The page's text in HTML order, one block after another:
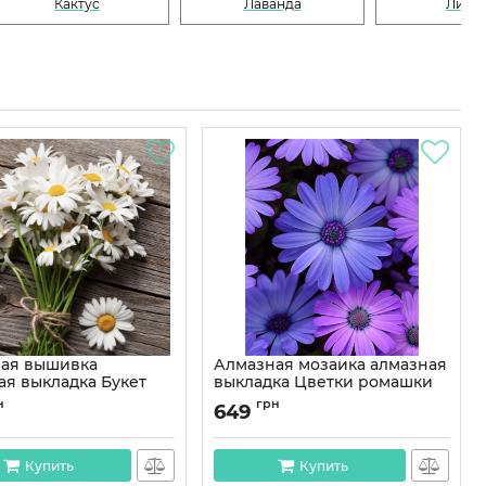
Кактус Лаванда
вышивка
выкладка Букет
35x35 OG00204SS
Купить
Алмазная мозаика алмазная
выкладка Цветки ромашки
50x40 OG00527SB
Артикул:
649 грн
Купить